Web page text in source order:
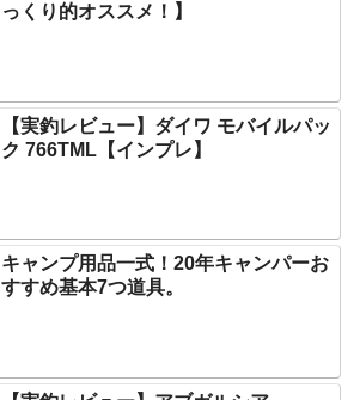
っくり的オススメ！】
【実釣レビュー】ダイワ モバイルパッ
ク 766TML【インプレ】
キャンプ用品一式！20年キャンパーお
すすめ基本7つ道具。